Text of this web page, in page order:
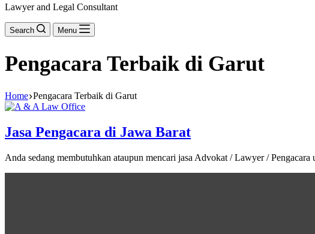
Lawyer and Legal Consultant
Search Menu
Pengacara Terbaik di Garut
Home Pengacara Terbaik di Garut
Jasa Pengacara di Jawa Barat
Anda sedang membutuhkan ataupun mencari jasa Advokat / Lawyer /